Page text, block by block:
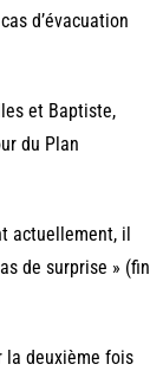
d’évacuation
et Baptiste,
du Plan
actuellement, il
de surprise » (fin
la deuxième fois